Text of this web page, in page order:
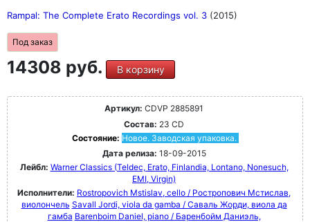
Rampal: The Complete Erato Recordings vol. 3 (2015)
Под заказ
14308 руб. В корзину
Артикул: CDVP 2885891
Состав: 23 CD
Состояние: Новое. Заводская упаковка.
Дата релиза: 18-09-2015
Лейбл: Warner Classics (Teldec, Erato, Finlandia, Lontano, Nonesuch,
EMI, Virgin)
Исполнители: Rostropovich Mstislav, cello / Ростропович Мстислав,
виолончель Savall Jordi, viola da gamba / Саваль Жорди, виола да
гамба Barenboim Daniel, piano / Баренбойм Даниэль,